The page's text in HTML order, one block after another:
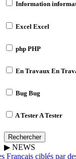
Information
Excel Excel
php PHP
En Travaux En
Bug Bug
A TesterA Tester
Rechercher
▶ NEWS
Français ciblés par